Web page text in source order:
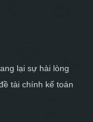
lại sự hài lòng
tài chính kế toán